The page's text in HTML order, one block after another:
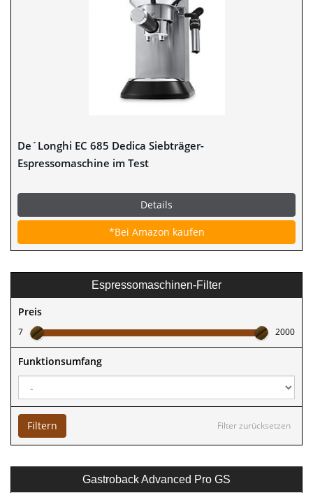
De´Longhi EC 685 Dedica Siebträger-
Espressomaschine im Test
Details
*Bei Amazon kaufen
Espressomaschinen-Filter
Preis
7 2000
Funktionsumfang
Filter zurücksetzen
Filtern
Gastroback Advanced Pro GS